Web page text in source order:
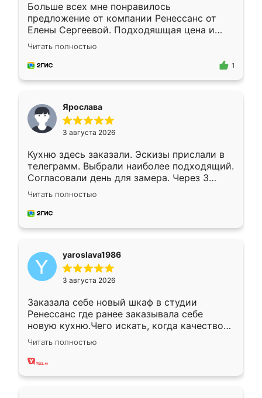
Больше всех мне понравилось
предложение от компании Ренессанс от
Елены Сергеевой. Подходяшщая цена и
короткие сроки изготовления. Приехавший
для замера сотрудник Владислав
предложил по моему эскизу самый
Читать полностью
1
Ярослава
3 августа 2026
Кухню здесь заказали. Эскизы прислали в
телеграмм. Выбрали наиболее подходящий.
Согласовали день для замера. Через 3
недели кухня была уже готова. Остались
довольны работой. Спасибо Ренессанс
мебель за качественную работу!
Читать полностью
yaroslava1986
3 августа 2026
Заказала себе новый шкаф в студии
Ренессанс где ранее заказывала себе
новую кухню.Чего искать, когда качеством
вполне довольна. Служит кухня уже почти
два года, нареканий нет.
Читать полностью